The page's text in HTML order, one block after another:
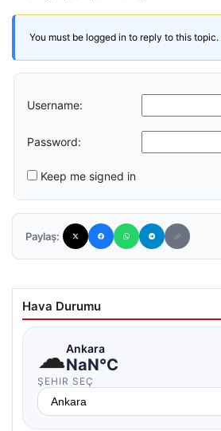
You must be logged in to reply to this topic.
Username:
Password:
Keep me signed in
Paylaş:
Hava Durumu
☁Ankara
NaN°C
ŞEHIR SEÇ